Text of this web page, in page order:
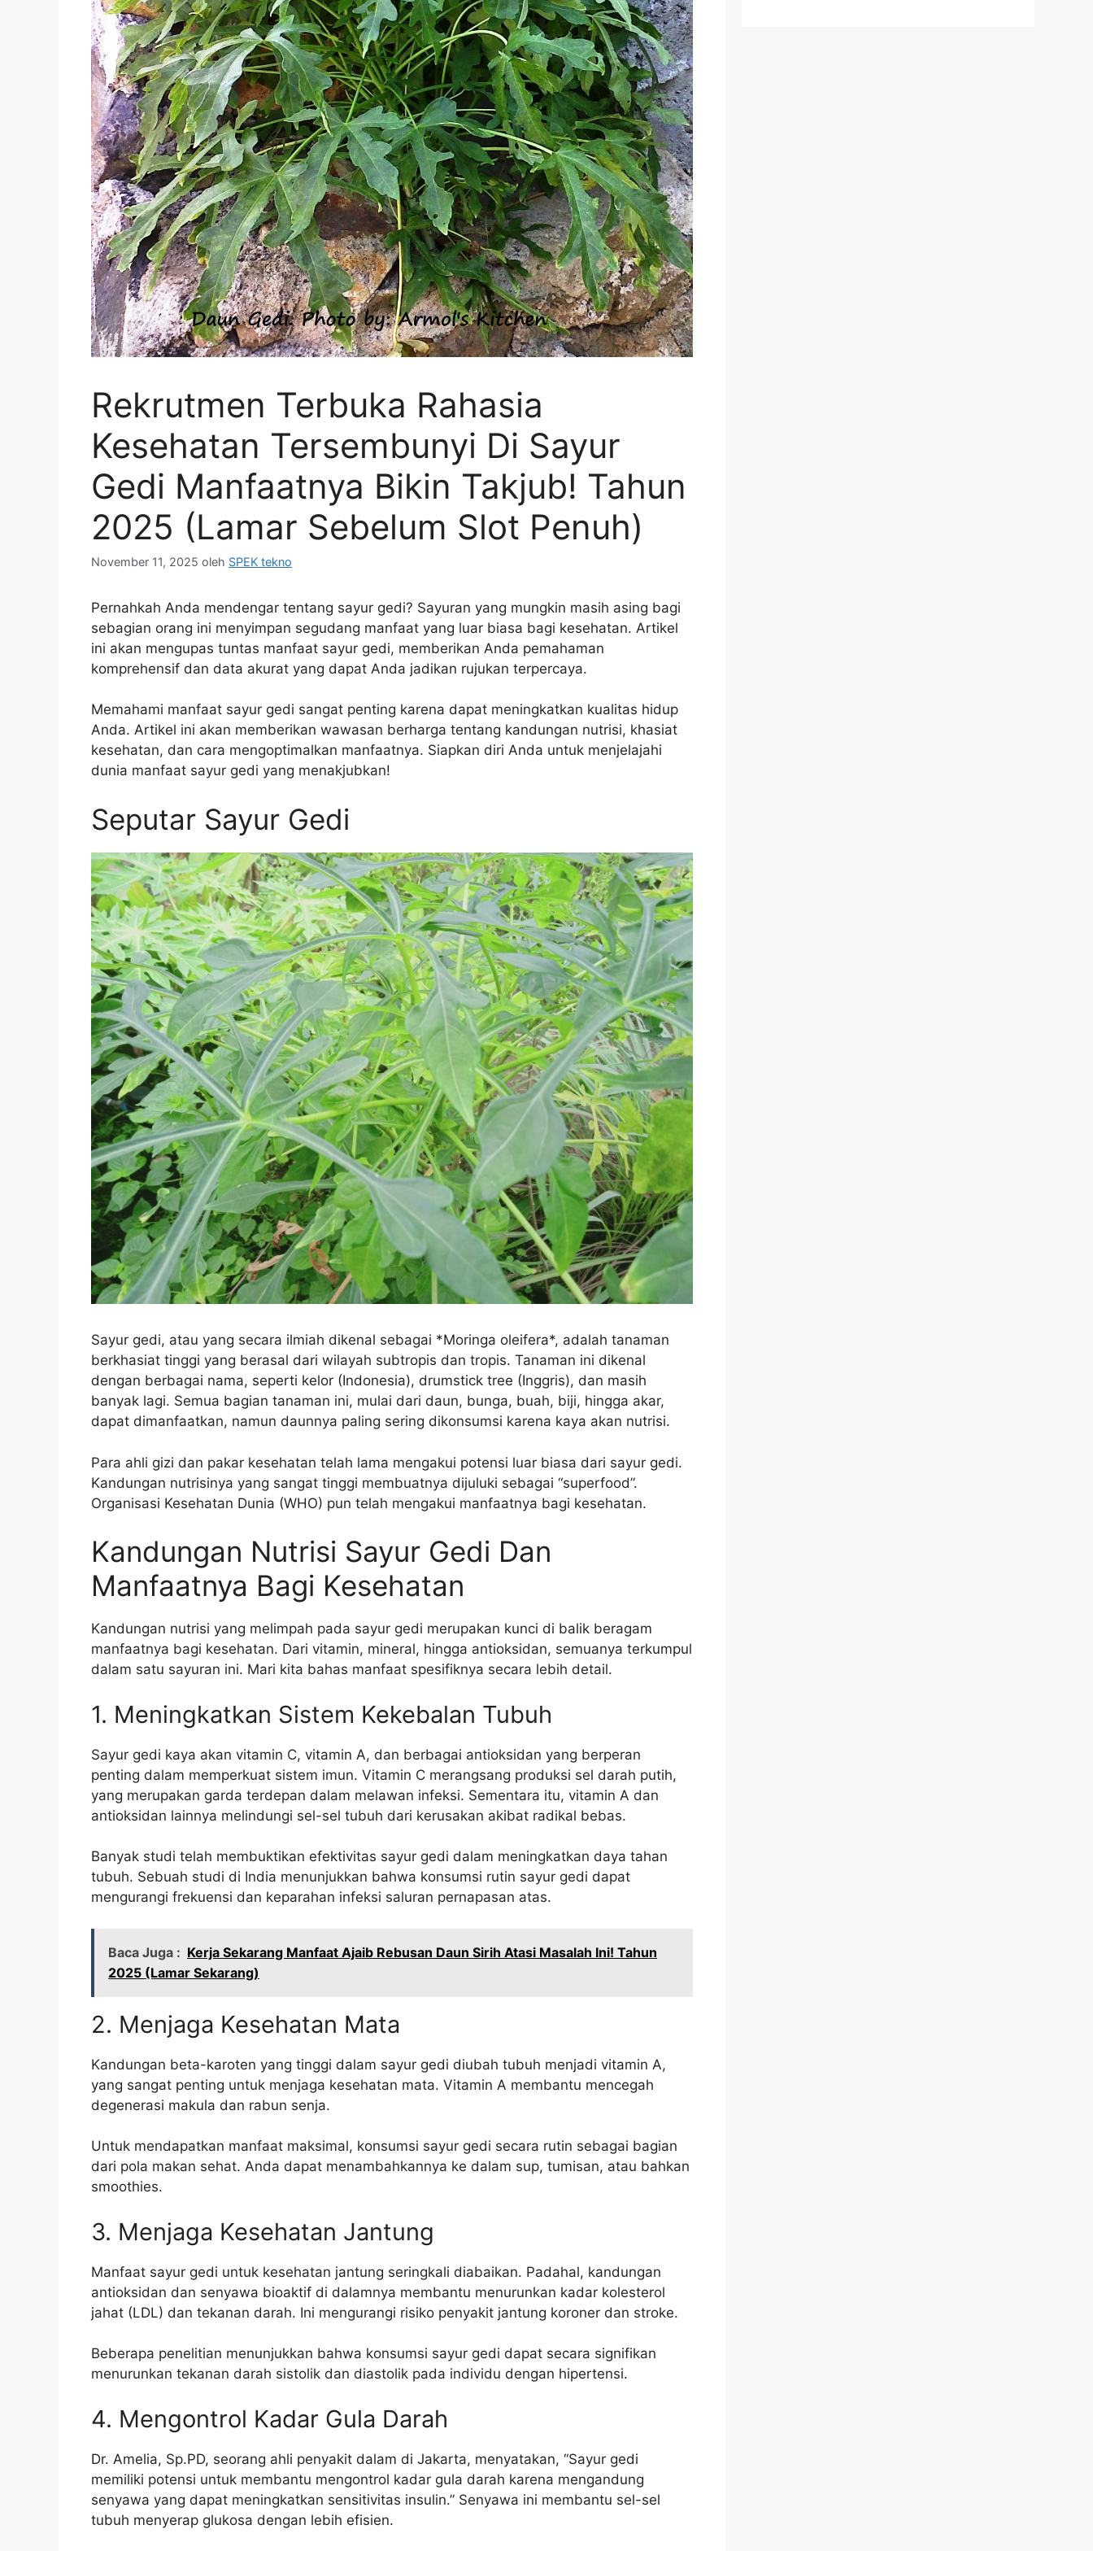
Rekrutmen Terbuka Rahasia
Kesehatan Tersembunyi Di Sayur
Gedi Manfaatnya Bikin Takjub! Tahun
2025 (Lamar Sebelum Slot Penuh)
November 11, 2025 oleh SPEK tekno
Pernahkah Anda mendengar tentang sayur gedi? Sayuran yang mungkin masih asing bagi
sebagian orang ini menyimpan segudang manfaat yang luar biasa bagi kesehatan. Artikel
ini akan mengupas tuntas manfaat sayur gedi, memberikan Anda pemahaman
komprehensif dan data akurat yang dapat Anda jadikan rujukan terpercaya.
Memahami manfaat sayur gedi sangat penting karena dapat meningkatkan kualitas hidup
Anda. Artikel ini akan memberikan wawasan berharga tentang kandungan nutrisi, khasiat
kesehatan, dan cara mengoptimalkan manfaatnya. Siapkan diri Anda untuk menjelajahi
dunia manfaat sayur gedi yang menakjubkan!
Seputar Sayur Gedi
Sayur gedi, atau yang secara ilmiah dikenal sebagai *Moringa oleifera*, adalah tanaman
berkhasiat tinggi yang berasal dari wilayah subtropis dan tropis. Tanaman ini dikenal
dengan berbagai nama, seperti kelor (Indonesia), drumstick tree (Inggris), dan masih
banyak lagi. Semua bagian tanaman ini, mulai dari daun, bunga, buah, biji, hingga akar,
dapat dimanfaatkan, namun daunnya paling sering dikonsumsi karena kaya akan nutrisi.
Para ahli gizi dan pakar kesehatan telah lama mengakui potensi luar biasa dari sayur gedi.
Kandungan nutrisinya yang sangat tinggi membuatnya dijuluki sebagai “superfood”.
Organisasi Kesehatan Dunia (WHO) pun telah mengakui manfaatnya bagi kesehatan.
Kandungan Nutrisi Sayur Gedi Dan
Manfaatnya Bagi Kesehatan
Kandungan nutrisi yang melimpah pada sayur gedi merupakan kunci di balik beragam
manfaatnya bagi kesehatan. Dari vitamin, mineral, hingga antioksidan, semuanya terkumpul
dalam satu sayuran ini. Mari kita bahas manfaat spesifiknya secara lebih detail.
1. Meningkatkan Sistem Kekebalan Tubuh
Sayur gedi kaya akan vitamin C, vitamin A, dan berbagai antioksidan yang berperan
penting dalam memperkuat sistem imun. Vitamin C merangsang produksi sel darah putih,
yang merupakan garda terdepan dalam melawan infeksi. Sementara itu, vitamin A dan
antioksidan lainnya melindungi sel-sel tubuh dari kerusakan akibat radikal bebas.
Banyak studi telah membuktikan efektivitas sayur gedi dalam meningkatkan daya tahan
tubuh. Sebuah studi di India menunjukkan bahwa konsumsi rutin sayur gedi dapat
mengurangi frekuensi dan keparahan infeksi saluran pernapasan atas.
Baca Juga : Kerja Sekarang Manfaat Ajaib Rebusan Daun Sirih Atasi Masalah Ini! Tahun
2025 (Lamar Sekarang)
2. Menjaga Kesehatan Mata
Kandungan beta-karoten yang tinggi dalam sayur gedi diubah tubuh menjadi vitamin A,
yang sangat penting untuk menjaga kesehatan mata. Vitamin A membantu mencegah
degenerasi makula dan rabun senja.
Untuk mendapatkan manfaat maksimal, konsumsi sayur gedi secara rutin sebagai bagian
dari pola makan sehat. Anda dapat menambahkannya ke dalam sup, tumisan, atau bahkan
smoothies.
3. Menjaga Kesehatan Jantung
Manfaat sayur gedi untuk kesehatan jantung seringkali diabaikan. Padahal, kandungan
antioksidan dan senyawa bioaktif di dalamnya membantu menurunkan kadar kolesterol
jahat (LDL) dan tekanan darah. Ini mengurangi risiko penyakit jantung koroner dan stroke.
Beberapa penelitian menunjukkan bahwa konsumsi sayur gedi dapat secara signifikan
menurunkan tekanan darah sistolik dan diastolik pada individu dengan hipertensi.
4. Mengontrol Kadar Gula Darah
Dr. Amelia, Sp.PD, seorang ahli penyakit dalam di Jakarta, menyatakan, “Sayur gedi
memiliki potensi untuk membantu mengontrol kadar gula darah karena mengandung
senyawa yang dapat meningkatkan sensitivitas insulin.” Senyawa ini membantu sel-sel
tubuh menyerap glukosa dengan lebih efisien.